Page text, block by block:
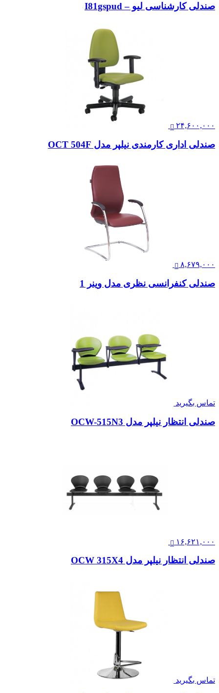
صندلی کارشناسی لیو – I81gspud
۲۴,۶۰۰,۰۰۰
صندلی اداری کارمندی نیلپر مدل OCT 504F
۸,۶۷۹,۰۰۰
صندلی کنفرانسی نظری مدل وینر 1
تماس بگیرید
صندلی انتظار نیلپر مدل OCW-515N3
۱۶,۶۲۱,۰۰۰
صندلی انتظار نیلپر مدل OCW 315X4
تماس بگیرید